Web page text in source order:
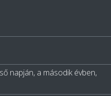
napján, a második évben,